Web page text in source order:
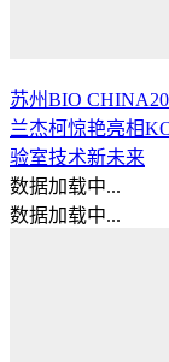
苏州BIO
兰杰柯惊艳亮相
验室技术新未来
数据加载中...
数据加载中...